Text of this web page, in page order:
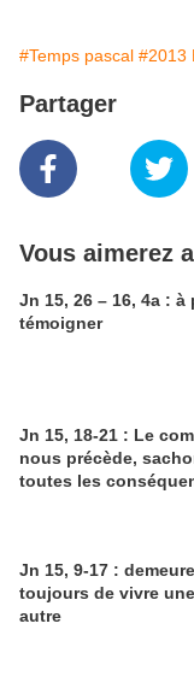
#Temps pascal #2013
Partager
Vous aimerez
Jn 15, 26 – 16, 4a :
témoigner
Jn 15, 18-21 : Le
nous précède,
toutes les
Jn 15, 9-17 :
toujours de vivre
autre